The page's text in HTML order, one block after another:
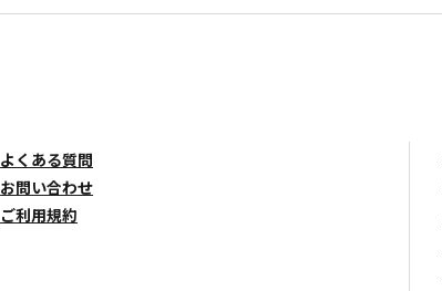
よくある質問
お問い合わせ
ご利用規約